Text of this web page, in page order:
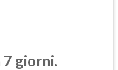
giorni.